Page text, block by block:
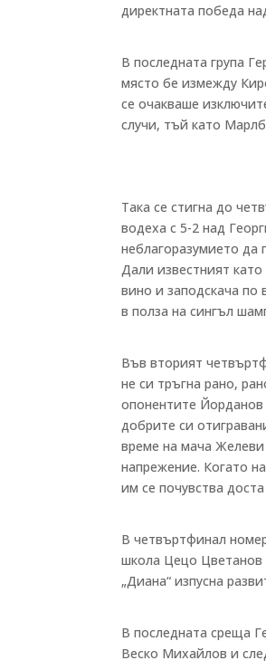
директната победа
В последната група
място бе измежду
се очакваше
случи, тъй като
Така се стигна до
водеха с 5-2 над
неблагоразумието да
Дали известният
вино и заподскача по
в полза на сингъл
Във вторият
не си тръгна рано,
опонентите
добрите си
време на мача
напрежение. Когато
им се почувства
В четвъртфинал
школа Цецо Цветанов
„Диана“ изпусна
В последната среща
Веско Михайлов и